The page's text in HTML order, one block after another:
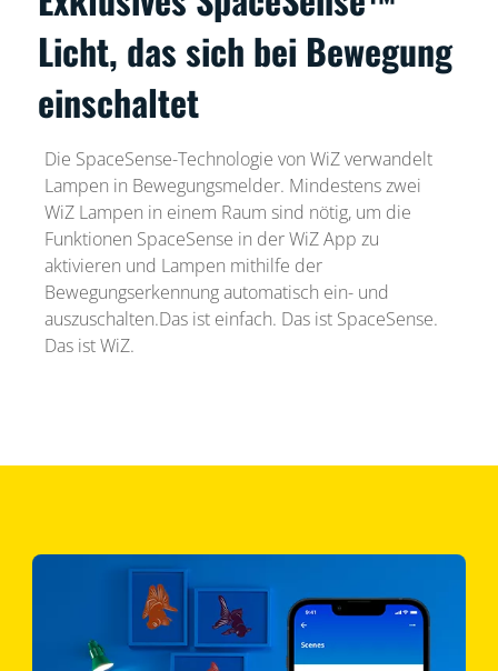
Licht, das sich bei Bewegung
einschaltet
Die SpaceSense-Technologie von WiZ verwandelt
Lampen in Bewegungsmelder. Mindestens zwei
WiZ Lampen in einem Raum sind nötig, um die
Funktionen SpaceSense in der WiZ App zu
aktivieren und Lampen mithilfe der
Bewegungserkennung automatisch ein- und
auszuschalten.Das ist einfach. Das ist SpaceSense.
Das ist WiZ.